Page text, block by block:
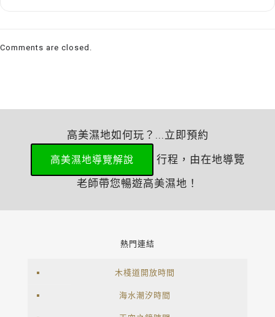
Comments are closed.
高美濕地如何玩？...立即預約
高美濕地導覽解說
行程，由在地導覽
老師帶您暢遊高美濕地！
熱門連結
木棧道開放時間
海水潮汐時間